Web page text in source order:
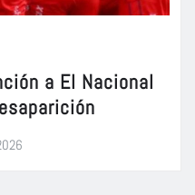
a El Nacional